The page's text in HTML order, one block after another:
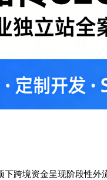
下跨境资金呈现阶段性外